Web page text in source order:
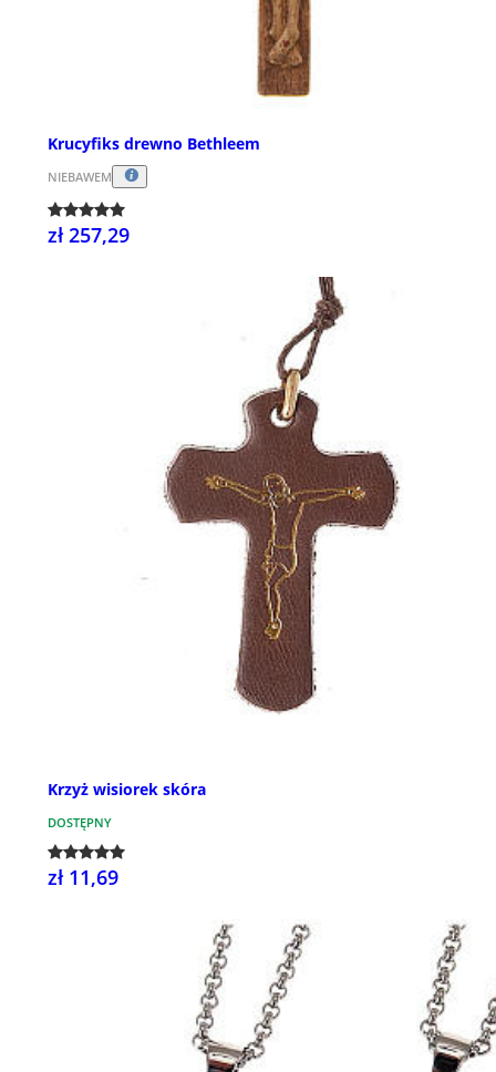
Krucyfiks drewno Bethleem
NIEBAWEM
zł 257,29
Krzyż wisiorek skóra
DOSTĘPNY
zł 11,69